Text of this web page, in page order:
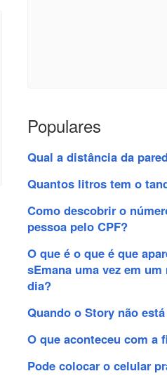
Populares
Qual a distância da
Quantos litros tem o
Como descobrir o
pessoa pelo CPF?
O que é o que é que
sEmana uma vez em
dia?
Quando o Story não
O que aconteceu com a
Pode colocar o celular